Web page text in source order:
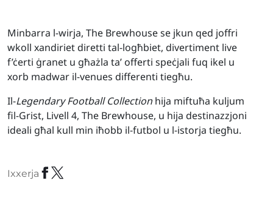
Minbarra l-wirja, The Brewhouse se jkun qed joffri
wkoll xandiriet diretti tal-logħbiet, divertiment live
f’ċerti ġranet u għażla ta’ offerti speċjali fuq ikel u
xorb madwar il-venues differenti tiegħu.
Il-Legendary Football Collectionhija miftuħa kuljum
fil-Grist, Livell 4, The Brewhouse, u hija destinazzjoni
ideali għal kull min iħobb il-futbol u l-istorja tiegħu.
Ixxerja